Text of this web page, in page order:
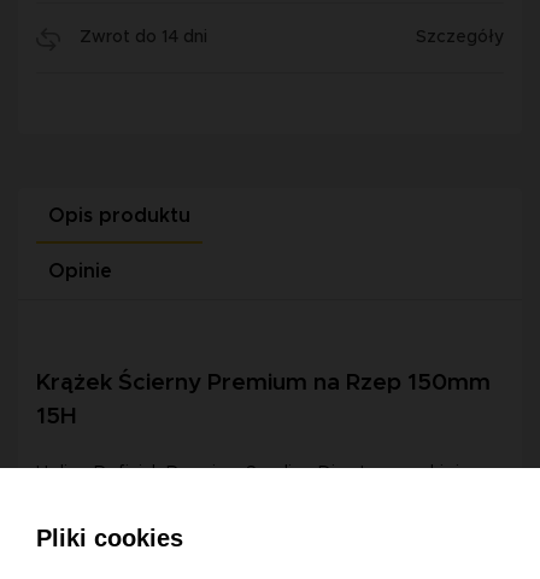
Zwrot do 14 dni Szczegóły
Opis produktu
Opinie
Krążek Ścierny Premium na Rzep 150mm
15H
Helios Refinish Premium Sanding Disc to wysokiej
przeznaczone do efektywnej obróbki różnorodnych
Pliki cookies